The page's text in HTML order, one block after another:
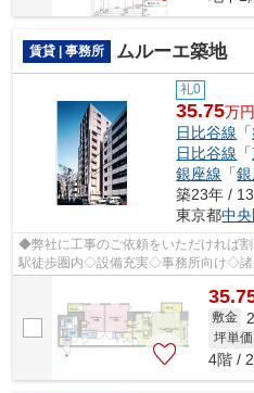
賃貸 | 事務所 ムルーエ築地
礼0
35.75万円
日比谷線 「
日比谷線 「
銀座線 「
築23年 /
東京都中
◆弊社に工事のご依頼をいただければ
駅徒歩圏内◇設備充実◇事務所向け◇
せて物件のご提案が可能です◇お気軽
敷金
坪単価
4階 /